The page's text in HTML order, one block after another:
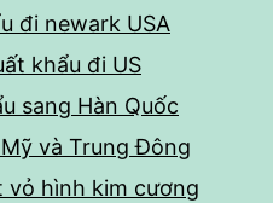
đi newark USA
khẩu đi US
sang Hàn Quốc
và Trung Đông
vỏ hình kim cương